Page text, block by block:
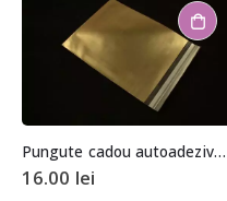
Pungute cadou autoadezive auriu metalizat 15x12cm (aprox. 50 buc. +/- 2 buc.)
16.00 lei